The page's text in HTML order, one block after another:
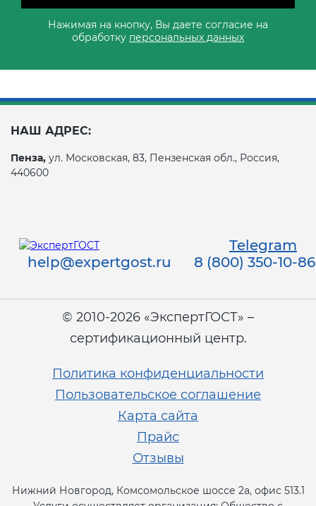
Нажимая на кнопку, Вы даете согласие на
обработку персональных данных
НАШ АДРЕС:
Пенза, ул. Московская, 83, Пензенская обл., Россия,
440600
Telegram
help@expertgost.ru
8 (800) 350-10-86
© 2010-2026 «ЭкспертГОСТ» –
сертификационный центр.
Политика конфиденциальности
Пользовательское соглашение
Карта сайта
Прайс
Отзывы
Нижний Новгород, Комсомольское шоссе 2а, офис 513.1